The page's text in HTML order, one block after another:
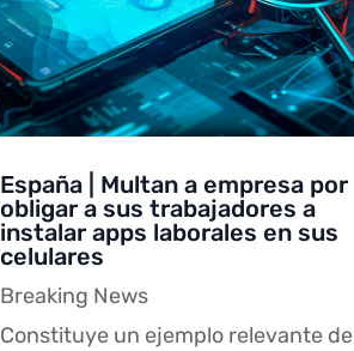
España | Multan a empresa por
obligar a sus trabajadores a
instalar apps laborales en sus
celulares
Breaking News
Constituye un ejemplo relevante de